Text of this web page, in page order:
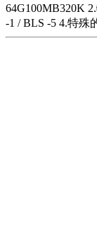
64G100MB320K
-1 / BLS -5 4.特殊